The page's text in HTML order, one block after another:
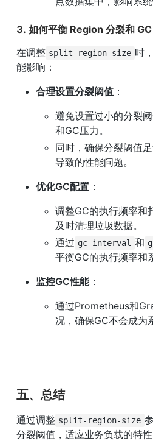
3. 如何平衡 Region 分裂和
在调整 split-region-size 时
能影响：
合理设置分裂阈值 ：
避免设置过小的分裂
和GC压力。
同时，确保分裂阈值
导致的性能问题。
优化GC配置 ：
调整GC的执行频率和
及时清理垃圾数据。
通过 gc-interval 和
平衡GC的执行频率和
监控GC性能：
通过Prometheus和
况，确保GC不会成为
五、总结
通过调整 split-region-size
分裂阈值，适应业务负载的特